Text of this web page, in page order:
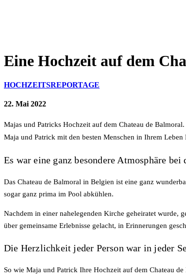
Eine Hochzeit auf dem
HOCHZEITSREPORTAGE
22. Mai 2022
Majas und Patricks Hochzeit auf dem Chateau de
Maja und Patrick mit den besten Menschen in Ihrem
Es war eine ganz besondere Atmosphäre
Das Chateau de Balmoral in Belgien ist eine ganz
sogar ganz prima im Pool abkühlen.
Nachdem in einer nahelegenden Kirche geheiratet wurde,
über gemeinsame Erlebnisse gelacht, in Erinnerungen
Die Herzlichkeit jeder Person war in jeder
So wie Maja und Patrick Ihre Hochzeit auf dem Chateau